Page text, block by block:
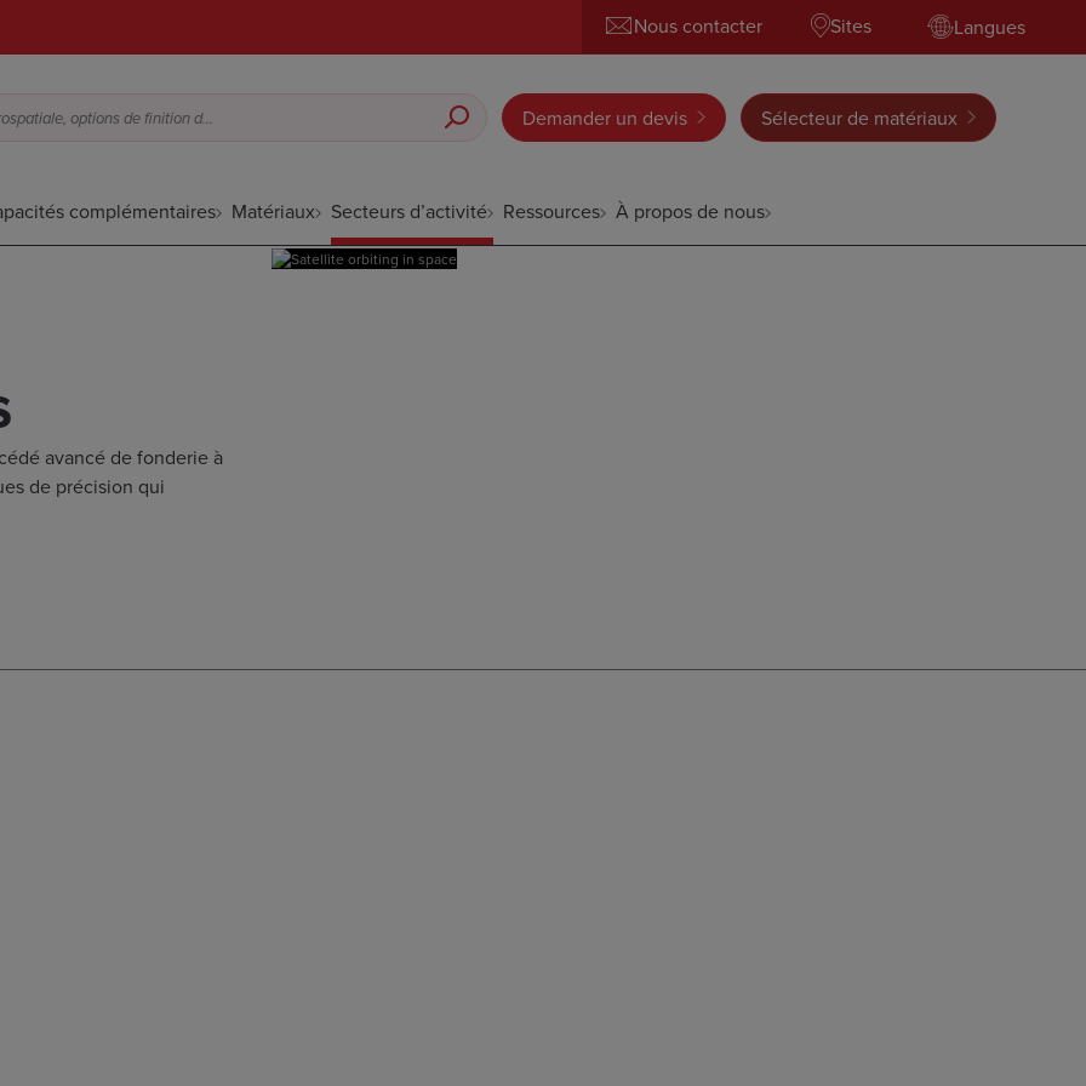
Nous contacter Sites Langues
Fonderie à cire perdue pour l’aérospatiale, options de finition de surface, etc. Demander un devis Sélecteur de matériaux
complémentaires Matériaux Secteurs d’activité Ressources À propos de nous
avancé de fonderie à
de précision qui